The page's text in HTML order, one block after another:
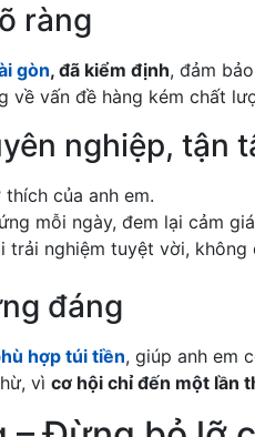
ràng
gòn, đã kiểm định, đảm
về vấn đề hàng kém chất
nghiệp, tận
của anh em.
mỗi ngày, đem lại cảm
trải nghiệm tuyệt vời,
đáng
hợp túi tiền, giúp anh em
vì cơ hội chỉ đến một lần